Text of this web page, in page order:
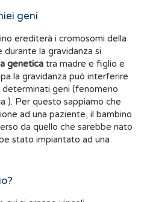
geni
erediterà i cromosomi della
la gravidanza si
genetica tra madre e figlio e
la gravidanza può interferire
geni (fenomeno
che
ad una paziente, il bambino
da quello che sarebbe nato
stato impiantato ad una